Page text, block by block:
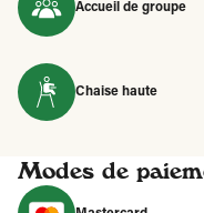
Accueil de groupe
Chaise haute
Modes de